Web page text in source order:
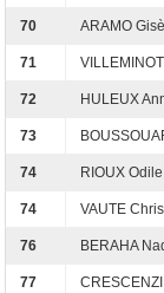
70 ARAMO
71
72 HULEUX
73
74 RIOUX Odile
74 VAUTE
76 BERAHA
77